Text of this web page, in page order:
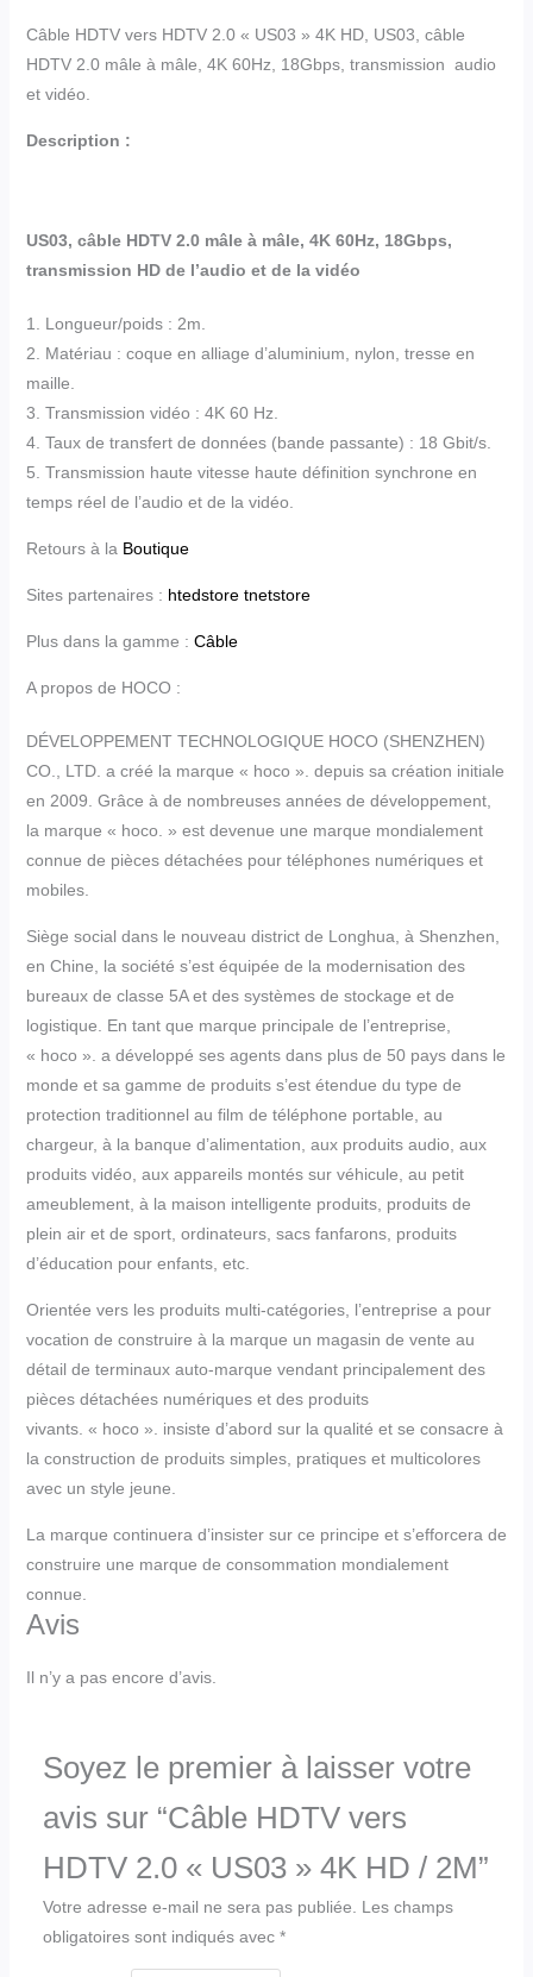
Câble HDTV vers HDTV 2.0 « US03 » 4K HD, US03, câble
HDTV 2.0 mâle à mâle, 4K 60Hz, 18Gbps, transmission audio
et vidéo.
Description :
US03, câble HDTV 2.0 mâle à mâle, 4K 60Hz, 18Gbps,
transmission HD de l’audio et de la vidéo
1. Longueur/poids : 2m.
2. Matériau : coque en alliage d’aluminium, nylon, tresse en
maille.
3. Transmission vidéo : 4K 60 Hz.
4. Taux de transfert de données (bande passante) : 18 Gbit/s.
5. Transmission haute vitesse haute définition synchrone en
temps réel de l’audio et de la vidéo.
Retours à la Boutique
Sites partenaires : htedstore tnetstore
Plus dans la gamme : Câble
A propos de HOCO :
DÉVELOPPEMENT TECHNOLOGIQUE HOCO (SHENZHEN)
CO., LTD. a créé la marque « hoco ». depuis sa création initiale
en 2009. Grâce à de nombreuses années de développement,
la marque « hoco. » est devenue une marque mondialement
connue de pièces détachées pour téléphones numériques et
mobiles.
Siège social dans le nouveau district de Longhua, à Shenzhen,
en Chine, la société s’est équipée de la modernisation des
bureaux de classe 5A et des systèmes de stockage et de
logistique. En tant que marque principale de l’entreprise,
« hoco ». a développé ses agents dans plus de 50 pays dans le
monde et sa gamme de produits s’est étendue du type de
protection traditionnel au film de téléphone portable, au
chargeur, à la banque d’alimentation, aux produits audio, aux
produits vidéo, aux appareils montés sur véhicule, au petit
ameublement, à la maison intelligente produits, produits de
plein air et de sport, ordinateurs, sacs fanfarons, produits
d’éducation pour enfants, etc.
Orientée vers les produits multi-catégories, l’entreprise a pour
vocation de construire à la marque un magasin de vente au
détail de terminaux auto-marque vendant principalement des
pièces détachées numériques et des produits
vivants. « hoco ». insiste d’abord sur la qualité et se consacre à
la construction de produits simples, pratiques et multicolores
avec un style jeune.
La marque continuera d’insister sur ce principe et s’efforcera de
construire une marque de consommation mondialement
connue.
Avis
Il n’y a pas encore d’avis.
Soyez le premier à laisser votre
avis sur “Câble HDTV vers
HDTV 2.0 « US03 » 4K HD / 2M”
Votre adresse e-mail ne sera pas publiée. Les champs
obligatoires sont indiqués avec *